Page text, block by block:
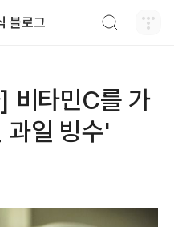
블로그
비타민C를 가
과일 빙수'